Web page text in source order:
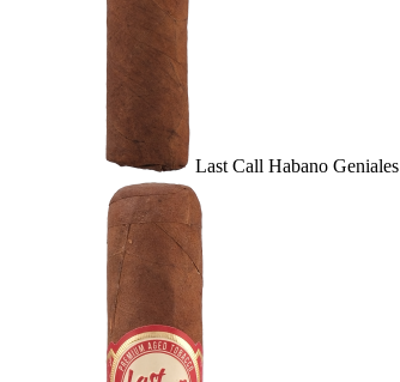
Last Call Habano Geniales